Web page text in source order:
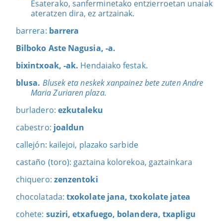
Esaterako, sanferminetako entzierroetan unaiak
ateratzen dira, ez artzainak.
barrera: barrera
Bilboko Aste Nagusia, -a.
bixintxoak, -ak. Hendaiako festak.
blusa. Blusek eta neskek xanpainez bete zuten Andre
Maria Zuriaren plaza.
burladero: ezkutaleku
cabestro: joaldun
callejón: kailejoi, plazako sarbide
castaño (toro): gaztaina kolorekoa, gaztainkara
chiquero: zenzentoki
chocolatada:txokolate jana, txokolate jatea
cohete: suziri, etxafuego, bolandera, txapligu